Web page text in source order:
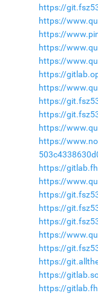
https://
https://
https://
https://
https://
https://
https://
https://
https://
https://
https://
https://
https://
https://
https://
https://
https://
https://
https://
https://
https://